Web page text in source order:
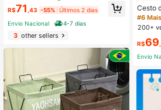
bu com Forro Tecido Decorativo Ta
manho P, M e G Branco e Marrom D
ark
R$71 ,43 -55% Últimos 2 dias
Envio Nacional
4-7 dias
3other sellers
Cesto
ampa
#6
200+
R$69
Envio